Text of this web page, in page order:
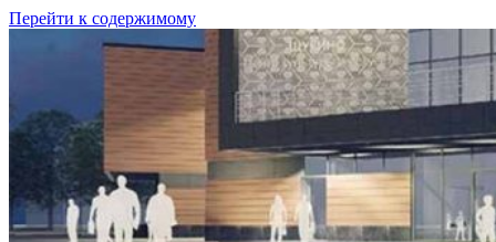
Перейти к содержимому